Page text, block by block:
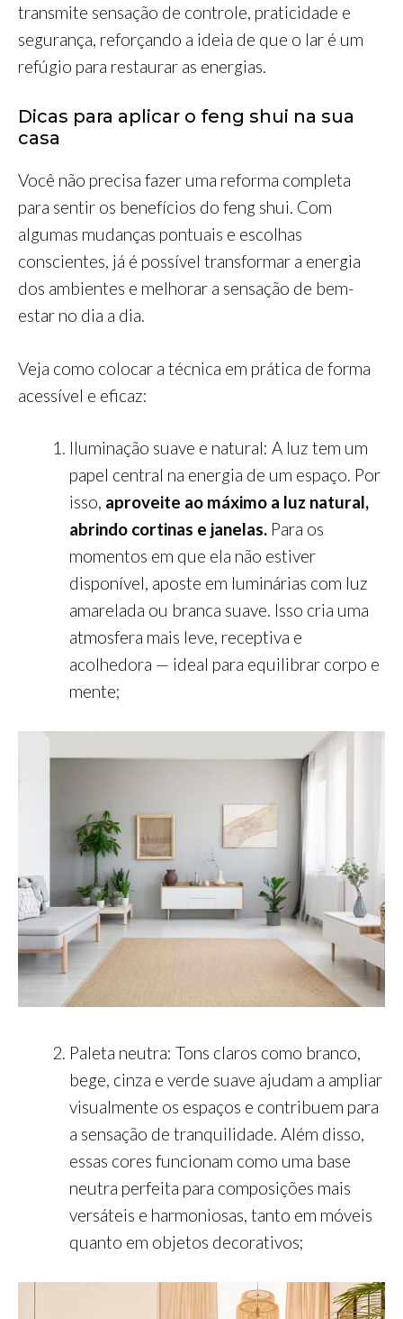
transmite sensação de controle, praticidade e
segurança, reforçando a ideia de que o lar é um
refúgio para restaurar as energias.
Dicas para aplicar o feng shui na sua
casa
Você não precisa fazer uma reforma completa
para sentir os benefícios do feng shui. Com
algumas mudanças pontuais e escolhas
conscientes, já é possível transformar a energia
dos ambientes e melhorar a sensação de bem-
estar no dia a dia.
Veja como colocar a técnica em prática de forma
acessível e eficaz:
Iluminação suave e natural: A luz tem um
papel central na energia de um espaço. Por
isso, aproveite ao máximo a luz natural,
abrindo cortinas e janelas. Para os
momentos em que ela não estiver
disponível, aposte em luminárias com luz
amarelada ou branca suave. Isso cria uma
atmosfera mais leve, receptiva e
acolhedora — ideal para equilibrar corpo e
mente;
Paleta neutra: Tons claros como branco,
bege, cinza e verde suave ajudam a ampliar
visualmente os espaços e contribuem para
a sensação de tranquilidade. Além disso,
essas cores funcionam como uma base
neutra perfeita para composições mais
versáteis e harmoniosas, tanto em móveis
quanto em objetos decorativos;